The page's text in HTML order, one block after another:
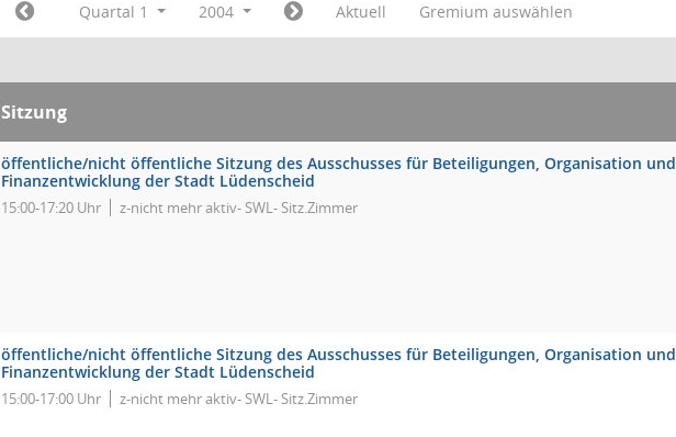
Quartal 1 2004 Aktuell Gremium auswählen
Sitzung
öffentliche/nicht öffentliche Sitzung des Ausschusses für Beteiligungen, Organisation und
Finanzentwicklung der Stadt Lüdenscheid
15:00-17:20 Uhr z-nicht mehr aktiv- SWL- Sitz.Zimmer
öffentliche/nicht öffentliche Sitzung des Ausschusses für Beteiligungen, Organisation und
Finanzentwicklung der Stadt Lüdenscheid
15:00-17:00 Uhr z-nicht mehr aktiv- SWL- Sitz.Zimmer